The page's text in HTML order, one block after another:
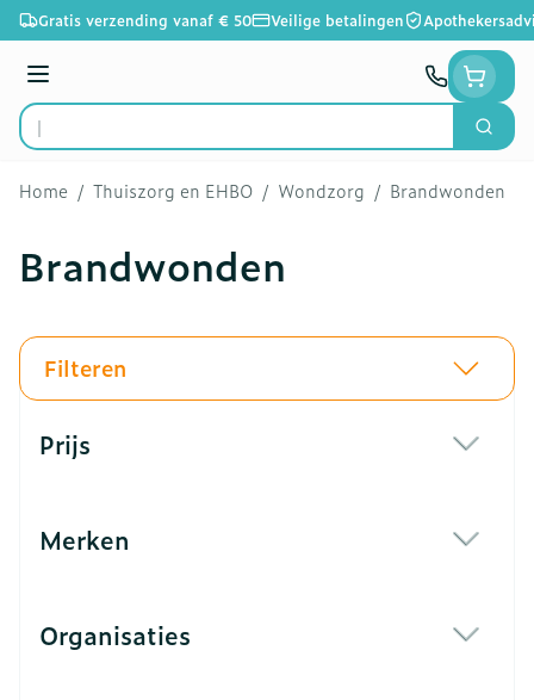
Ga naar de inhoud
Gratis verzending vanaf € 50 Veilige betalingen
Menu
Product, merk, categorie...
Zoek
Home / Thuiszorg en EHBO / Wondzorg / Brandwonden
Brandwonden
Filteren
Prijs
Merken
Organisaties